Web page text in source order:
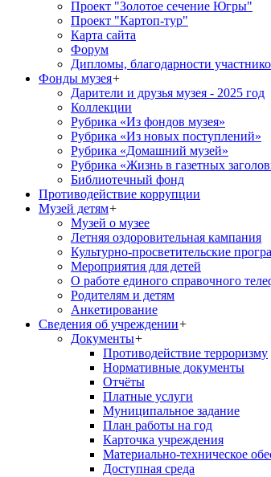
Проект "Золотое сечение Югры"
Проект "Картоп-тур"
Карта сайта
Форум
Дипломы, благодарности
Фонды музея+
Дарители и друзья музея - 2025 год
Коллекции
Рубрика «Из фондов музея»
Рубрика «Из новых поступлений»
Рубрика «Домашний музей»
Рубрика «Жизнь в газетных
Библиотечный фонд
Противодействие коррупции
Музей детям+
Музей о музее
Летняя оздоровительная кампания
Культурно-просветительские
Мероприятия для детей
О работе единого справочного
Родителям и детям
Анкетирование
Сведения об учреждении+
Документы+
Противодействие терроризму
Нормативные документы
Отчёты
Платные услуги
Муниципальное задание
План работы на год
Карточка учреждения
Материально-техническое
Доступная среда